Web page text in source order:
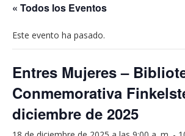
« Todos los Eventos
Este evento ha pasado.
Entres Mujeres –
Conmemorativa
diciembre de 2025